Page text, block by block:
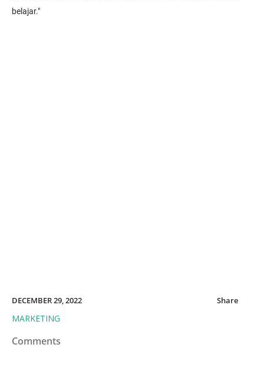
belajar."
DECEMBER 29, 2022
MARKETING
Share
Comments